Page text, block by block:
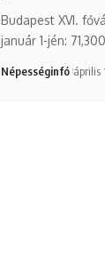
Budapest XVI.
január 1-jén:
Népességinfó április